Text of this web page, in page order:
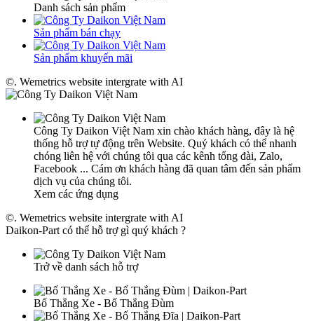
Danh sách sản phẩm
Sản phẩm bán chạy
Sản phẩm khuyến mãi
©. Wemetrics website intergrate with AI
Công Ty Daikon Việt Nam xin chào khách hàng, đây là hệ
thống hỗ trợ tự động trên Website. Quý khách có thể nhanh
chóng liên hệ với chúng tôi qua các kênh tổng đài, Zalo,
Facebook ... Cám ơn khách hàng đã quan tâm đến sản phẩm
dịch vụ của chúng tôi.
Xem các ứng dụng
©. Wemetrics website intergrate with AI
Daikon-Part có thể hỗ trợ gì quý khách ?
Trở về danh sách hỗ trợ
Bố Thắng Xe - Bố Thắng Đùm